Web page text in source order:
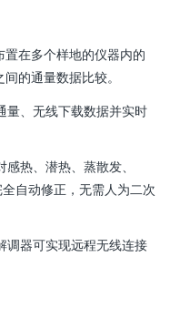
置在多个样地的仪器内的
的通量数据比较。
量、无线下载数据并实时
热、潜热、蒸散发、
自动修正，无需人为二次
调器可实现远程无线连接